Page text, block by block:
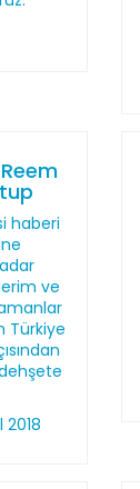
haberi
ve
Türkiye
2018